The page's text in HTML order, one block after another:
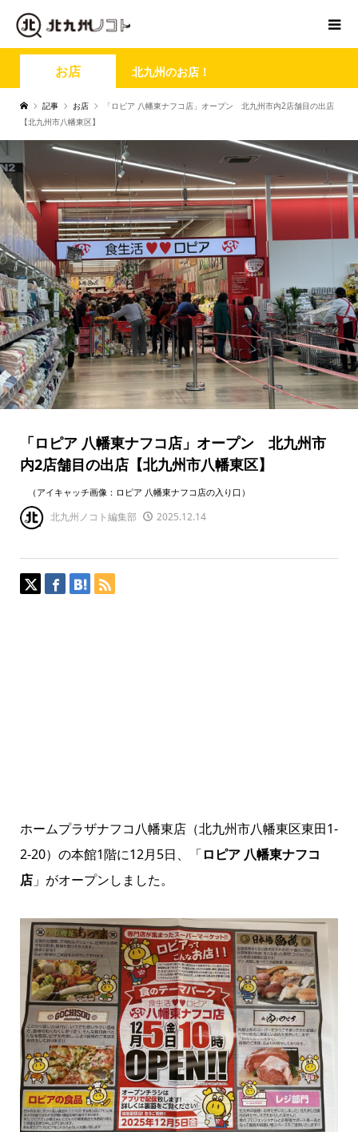
お店 北九州のお店！
記事 お店
「ロピア 八幡東ナフコ店」オープン 北九州市内2店舗目の出店
【北九州市八幡東区】
「ロピア 八幡東ナフコ店」オープン 北九州市
内2店舗目の出店【北九州市八幡東区】
（アイキャッチ画像：ロピア 八幡東ナフコ店の入り口）
北九州ノコト編集部 2025.12.14
ホームプラザナフコ八幡東店（北九州市八幡東区東田1-
2-20）の本館1階に12月5日、「ロピア 八幡東ナフコ
店」がオープンしました。